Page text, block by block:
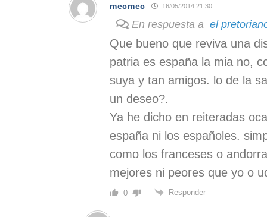
mecmec 16/05/2014 21:30
En respuesta a el
Que bueno que reviva una
patria es españa la mia no,
suya y tan amigos. lo de la
un deseo?.
Ya he dicho en reiteradas
españa ni los españoles.
como los franceses o
mejores ni peores que yo o
0 Responder